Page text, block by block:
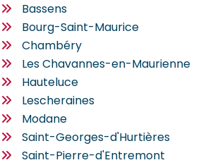
Bassens
Bourg-Saint-Maurice
Chambéry
Les Chavannes-en-Maurienne
Hauteluce
Lescheraines
Modane
Saint-Georges-d'Hurtières
Saint-Pierre-d'Entremont